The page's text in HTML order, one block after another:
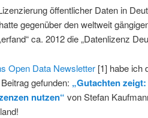
öffentlicher Daten in
gegenüber den weltweit
ca. 2012 die „Datenlizenz
Open Data Newsletter[1] habe ich
gefunden: „Gutachten zeigt:
nutzen“ von Stefan